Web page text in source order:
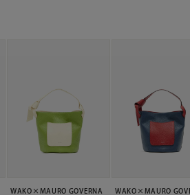
WAKO×MAURO GOVERNA
WAKO×MAURO